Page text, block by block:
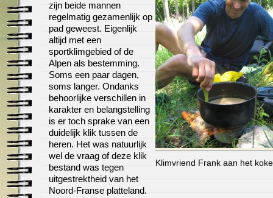
Klimvriend Frank aan het
zijn beide mannen
regelmatig gezamenlijk op
pad geweest. Eigenlijk
altijd met een
sportklimgebied of de
Alpen als bestemming.
Soms een paar dagen,
soms langer. Ondanks
behoorlijke verschillen in
karakter en belangstelling
is er toch sprake van een
duidelijk klik tussen de
heren. Het was natuurlijk
wel de vraag of deze klik
bestand was tegen
uitgestrektheid van het
Noord-Franse platteland.